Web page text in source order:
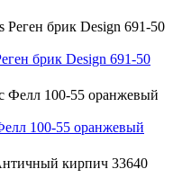
брик Design 691-50
100-55 оранжевый